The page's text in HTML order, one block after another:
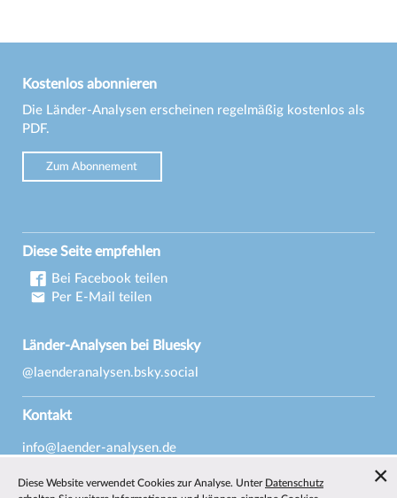
Kostenlos abonnieren
Die Länder-Analysen erscheinen regelmäßig kostenlos als
PDF.
Zum Abonnement
Diese Seite empfehlen
Bei Facebook teilen
Per E-Mail teilen
Länder-Analysen bei Bluesky
@laenderanalysen.bsky.social
Kontakt
info@laender-analysen.de
Diese Website verwendet Cookies zur Analyse. Unter Datenschutz